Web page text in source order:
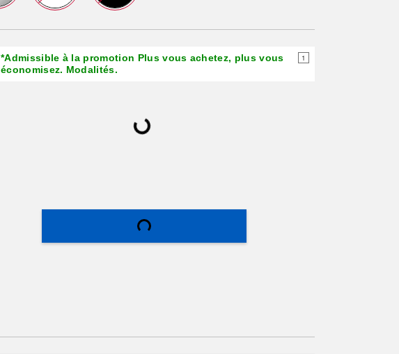
*Admissible à la promotion Plus vous achetez, plus vous
économisez. Modalités.
1